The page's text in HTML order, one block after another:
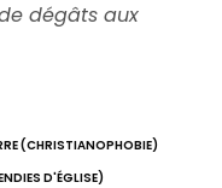
dégâts aux
(CHRISTIANOPHOBIE)
D'ÉGLISE)